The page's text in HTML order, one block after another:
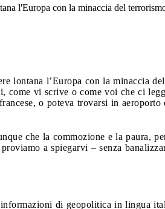
l'Europa con la minaccia del
lontana l’Europa con la minaccia
vi scrive o come voi che ci
o poteva trovarsi in
che la commozione e la paura,
a spiegarvi – senza
di geopolitica in lingua